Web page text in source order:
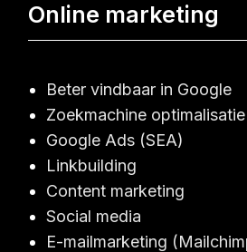
Online marketing
Beter vindbaar in Google
Zoekmachine optimalisatie
Google Ads (SEA)
Linkbuilding
Content marketing
Social media
E-mailmarketing